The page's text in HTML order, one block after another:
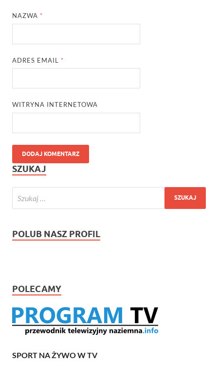
NAZWA *
ADRES EMAIL *
WITRYNA INTERNETOWA
SZUKAJ
POLUB NASZ PROFIL
POLECAMY
SPORT NA ŻYWO W TV